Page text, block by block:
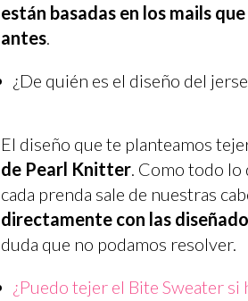
están basadas en los mails
antes.
¿De quién es el diseño del
El diseño que te planteamos
de Pearl Knitter. Como todo lo
cada prenda sale de nuestras
directamente con las
duda que no podamos resolver.
¿Puedo tejer el Bite Sweater